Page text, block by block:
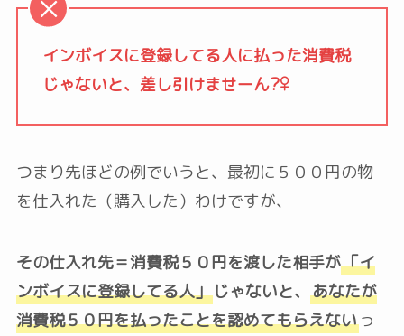
インボイスに登録してる人に払った消費税
じゃないと、差し引けませーん?‍♀️
つまり先ほどの例でいうと、最初に５００円の物
を仕入れた（購入した）わけですが、
その仕入れ先＝消費税５０円を渡した相手が「イ
ンボイスに登録してる人」じゃないと、 あなたが
消費税５０円を払ったことを認めてもらえないっ